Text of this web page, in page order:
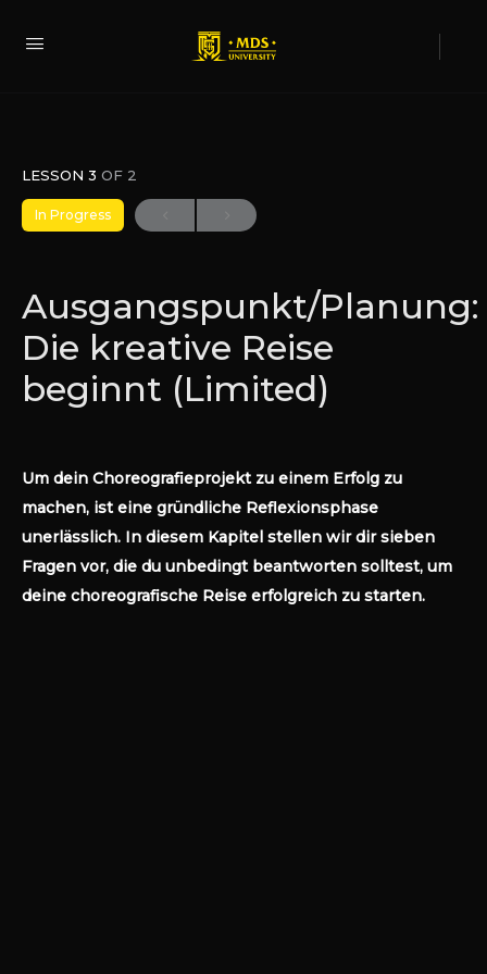
LESSON 3 OF 2
In Progress
Ausgangspunkt/Planung:
Die kreative Reise
beginnt (Limited)
Um dein Choreografieprojekt zu einem Erfolg zu
machen, ist eine gründliche Reflexionsphase
unerlässlich. In diesem Kapitel stellen wir dir sieben
Fragen vor, die du unbedingt beantworten solltest, um
deine choreografische Reise erfolgreich zu starten.